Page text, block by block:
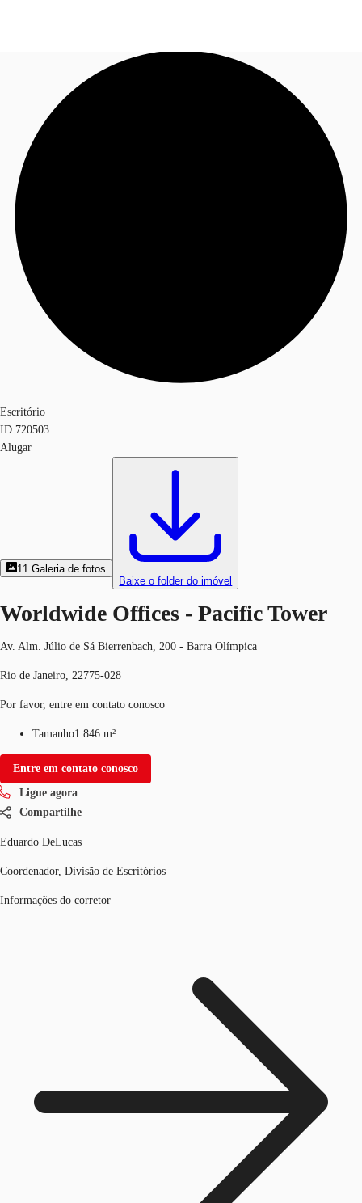
Sobre a JLL
Receba Nossa Newsletter
Ligue agora
Escritório
ID 720503
Alugar
11 Galeria de fotos
Baixe o folder do imóvel
Worldwide Offices - Pacific Tower
Av. Alm. Júlio de Sá Bierrenbach, 200 - Barra Olímpica
Rio de Janeiro, 22775-028
Por favor, entre em contato conosco
Tamanho1.846 m²
Entre em contato conosco
Ligue agora
Compartilhe
Eduardo DeLucas
Coordenador, Divisão de Escritórios
Informações do corretor